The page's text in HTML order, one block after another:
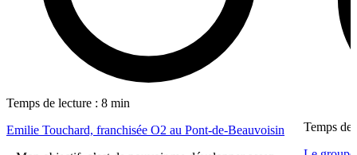
Temps de lecture : 8 min
Emilie Touchard, franchisée O2 au Pont-de-Beauvoisin
Temps de